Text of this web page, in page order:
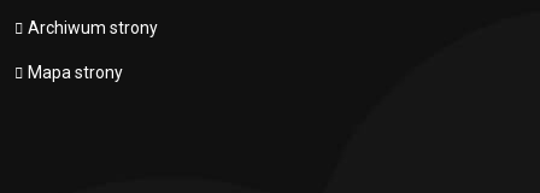
Archiwum strony
Mapa strony